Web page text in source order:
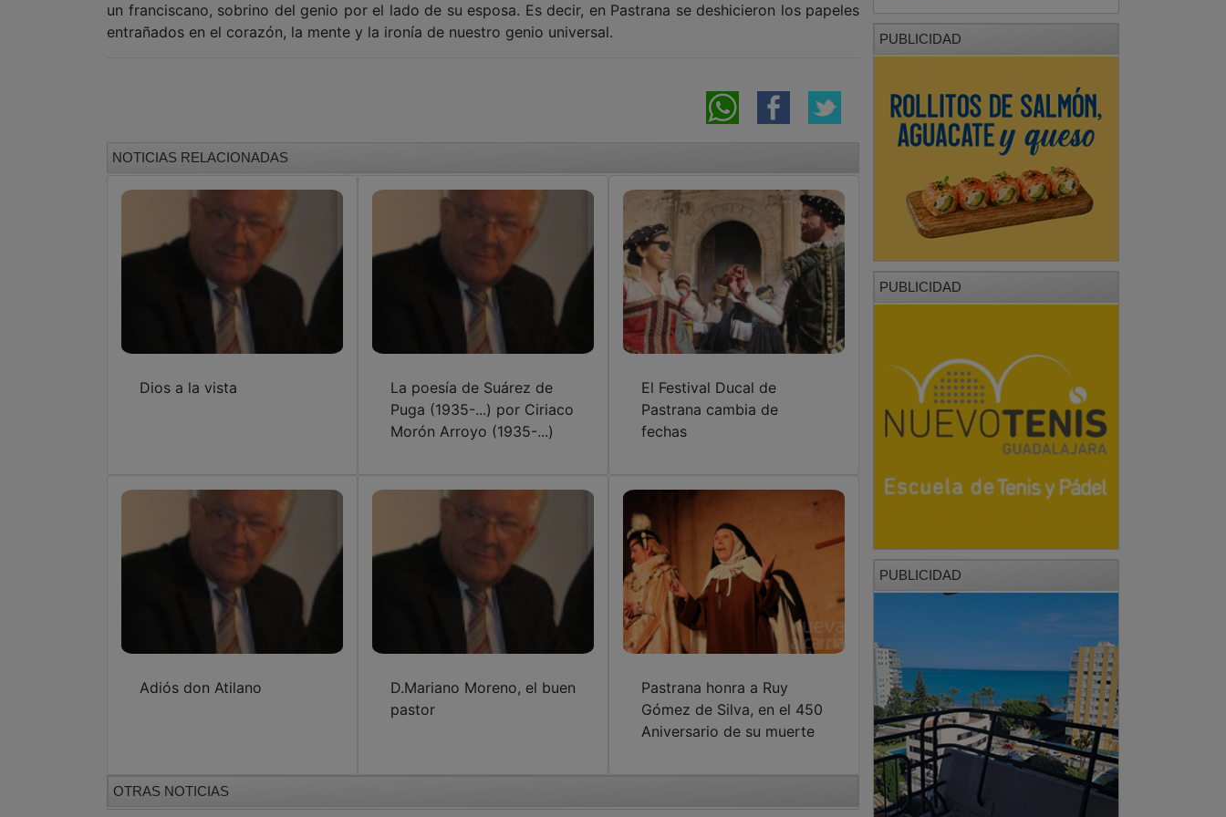
un franciscano, sobrino del genio por el lado de su esposa. Es decir, en Pastrana se deshicieron los papeles
entrañados en el corazón, la mente y la ironía de nuestro genio universal.
NOTICIAS RELACIONADAS
Dios a la vista
La poesía de Suárez de
Puga (1935-...) por Ciriaco
Morón Arroyo (1935-...)
El Festival Ducal de
Pastrana cambia de
fechas
Adiós don Atilano
D.Mariano Moreno, el buen
pastor
Pastrana honra a Ruy
Gómez de Silva, en el 450
Aniversario de su muerte
OTRAS NOTICIAS
PUBLICIDAD
PUBLICIDAD
PUBLICIDAD